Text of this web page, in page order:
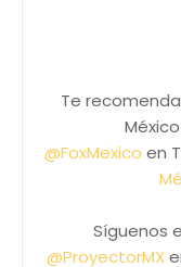
Te
@FoxMexico en
Síguenos
@ProyectorMX